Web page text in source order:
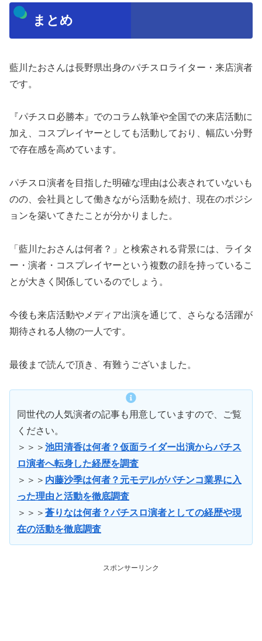
まとめ
藍川たおさんは長野県出身のパチスロライター・来店演者
です。
『パチスロ必勝本』でのコラム執筆や全国での来店活動に
加え、コスプレイヤーとしても活動しており、幅広い分野
で存在感を高めています。
パチスロ演者を目指した明確な理由は公表されていないも
のの、会社員として働きながら活動を続け、現在のポジシ
ョンを築いてきたことが分かりました。
「藍川たおさんは何者？」と検索される背景には、ライタ
ー・演者・コスプレイヤーという複数の顔を持っているこ
とが大きく関係しているのでしょう。
今後も来店活動やメディア出演を通じて、さらなる活躍が
期待される人物の一人です。
最後まで読んで頂き、有難うございました。
同世代の人気演者の記事も用意していますので、ご覧
ください。
＞＞＞ 池田清香は何者？仮面ライダー出演からパチス
ロ演者へ転身した経歴を調査
＞＞＞ 内藤沙季は何者？元モデルがパチンコ業界に入
った理由と活動を徹底調査
＞＞＞ 蒼りなは何者？パチスロ演者としての経歴や現
在の活動を徹底調査
スポンサーリンク